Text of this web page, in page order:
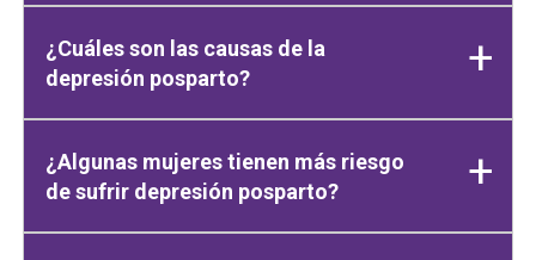
¿Cuáles son las causas de la
depresión posparto?
¿Algunas mujeres tienen más riesgo
de sufrir depresión posparto?